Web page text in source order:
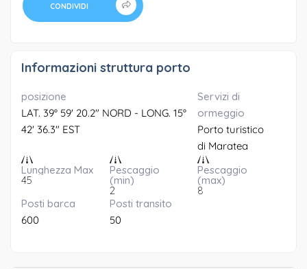
CONDIVIDI
Informazioni struttura porto
posizione
LAT. 39° 59' 20.2" NORD - LONG. 15°
42' 36.3" EST
Servizi di
ormeggio
Porto turistico
di Maratea
Lunghezza Max
45
Pescaggio
(min)
2
Pescaggio
(max)
8
Posti barca
600
Posti transito
50